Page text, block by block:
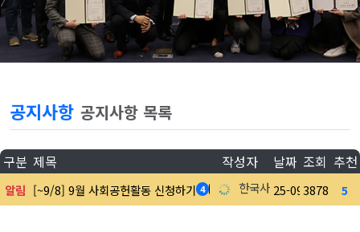
공지사항 공지사항 목록
구분 제목 작성자 날짜 조회 추천
알림 [~9/8] 9월 사회공헌활동 신청하기 4 한국사회공헌협회
25-09-05
3878 5